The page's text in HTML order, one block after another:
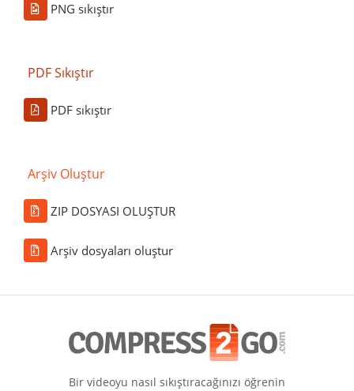
PNG sıkıştır
PDF Sıkıştır
PDF sıkıştır
Arşiv Oluştur
ZIP DOSYASI OLUŞTUR
Arşiv dosyaları oluştur
Bir videoyu nasıl sıkıştıracağınızı öğrenin